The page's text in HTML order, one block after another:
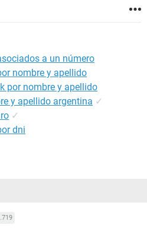
a un número
nombre y apellido
por nombre y apellido
y apellido argentina ✓
✓
dni